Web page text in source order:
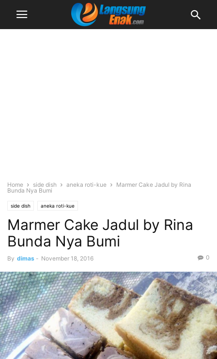
Home side dish aneka roti-kue
Marmer Cake Jadul by Rina
Bunda Nya Bumi
side dish aneka roti-kue
Marmer Cake Jadul by Rina
Bunda Nya Bumi
By dimas - November 18, 2016 0